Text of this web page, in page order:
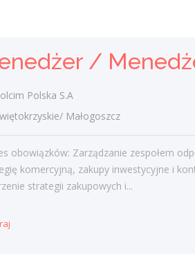
Budowanie i
portfela klientów
Polska S.A
Małogoszcz
obowiązków: Zarządzanie zespołem
komercyjną, zakupy inwestycyjne i
strategii zakupowych i...